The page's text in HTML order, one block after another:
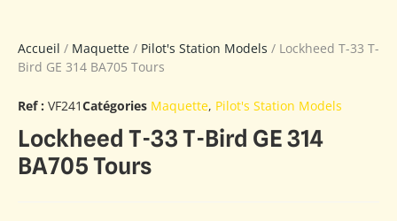
Accueil / Maquette / Pilot's Station Models / Lockheed T-33 T-
Bird GE 314 BA705 Tours
Ref : VF241Catégories Maquette, Pilot's Station Models
Lockheed T-33 T-Bird GE 314
BA705 Tours